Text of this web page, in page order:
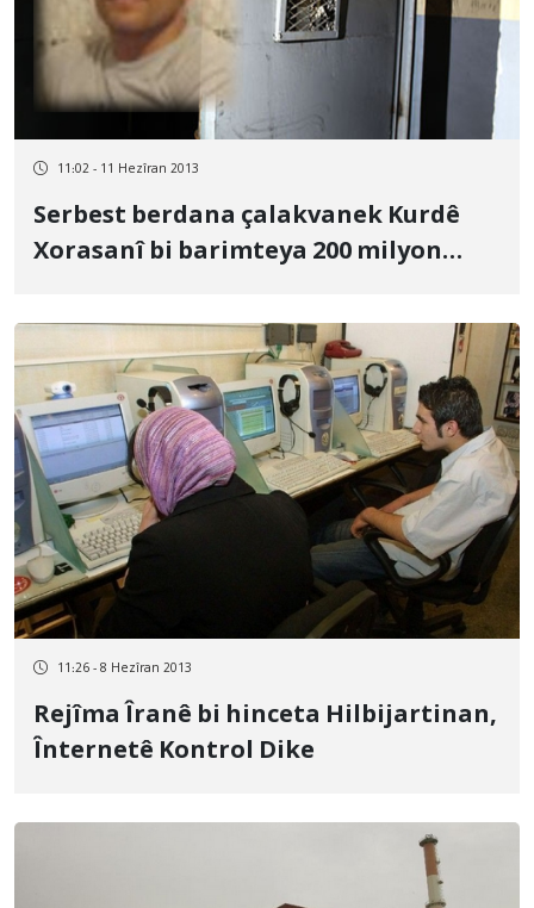
11:02 - 11 Hezîran 2013
Serbest berdana çalakvanek Kurdê
Xorasanî bi barimteya 200 milyon
11:26 - 8 Hezîran 2013
Rejîma Îranê bi hinceta Hilbijartinan,
Înternetê Kontrol Dike